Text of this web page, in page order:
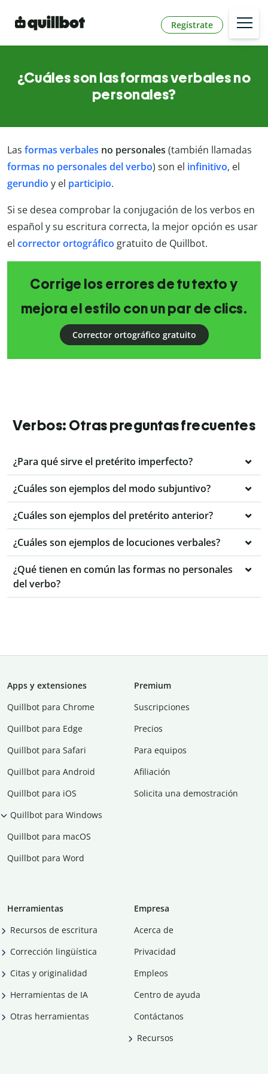
Regístrate
¿Cuáles son las formas verbales no
personales?
Las formas verbales no personales (también llamadas
formas no personales del verbo) son el infinitivo, el
gerundio y el participio.
Si se desea comprobar la conjugación de los verbos en
español y su escritura correcta, la mejor opción es usar
el corrector ortográfico gratuito de Quillbot.
Corrige los errores de tu texto y
mejora el estilo con un par de clics.
Corrector ortográfico gratuito
Verbos: Otras preguntas frecuentes
¿Para qué sirve el pretérito imperfecto?
¿Cuáles son ejemplos del modo subjuntivo?
¿Cuáles son ejemplos del pretérito anterior?
¿Cuáles son ejemplos de locuciones verbales?
¿Qué tienen en común las formas no personales
del verbo?
Apps y extensiones
Quillbot para Chrome
Quillbot para Edge
Quillbot para Safari
Quillbot para Android
Quillbot para iOS
Quillbot para Windows
Quillbot para macOS
Quillbot para Word
Premium
Suscripciones
Precios
Para equipos
Afiliación
Solicita una demostración
Herramientas
Recursos de escritura
Corrección lingüística
Citas y originalidad
Herramientas de IA
Otras herramientas
Empresa
Acerca de
Privacidad
Empleos
Centro de ayuda
Contáctanos
Recursos